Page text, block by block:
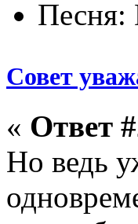
Песня:
Совет
« Ответ
Но ведь